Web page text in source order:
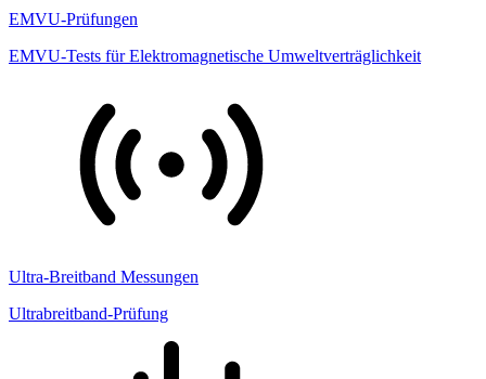
EMVU-Prüfungen
EMVU-Tests für Elektromagnetische Umweltverträglichkeit
Ultra-Breitband Messungen
Ultrabreitband-Prüfung